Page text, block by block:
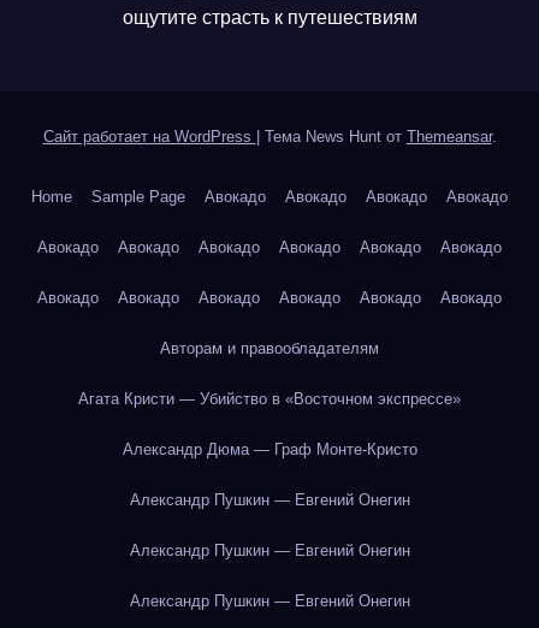
ощутите страсть к путешествиям
Сайт работает на WordPress Тема News Hunt от Themeansar.
Home Sample Page Авокадо Авокадо Авокадо Авокадо
Авокадо Авокадо Авокадо Авокадо Авокадо Авокадо
Авокадо Авокадо Авокадо Авокадо Авокадо Авокадо
Авторам и правообладателям
Агата Кристи — Убийство в «Восточном экспрессе»
Александр Дюма — Граф Монте-Кристо
Александр Пушкин — Евгений Онегин
Александр Пушкин — Евгений Онегин
Александр Пушкин — Евгений Онегин